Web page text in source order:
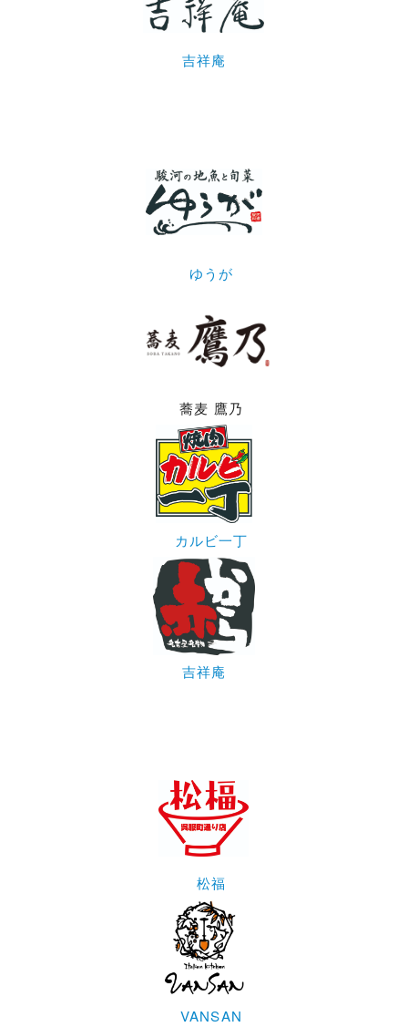
吉祥庵
ゆうが
蕎麦 鷹乃
カルビ一丁
吉祥庵
松福
VANSAN